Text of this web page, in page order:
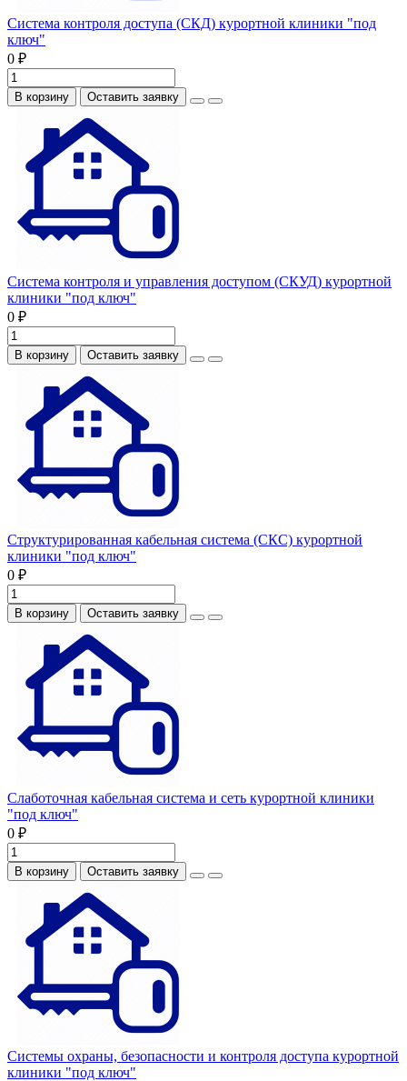
Система контроля доступа (СКД) курортной клиники "под
ключ"
0 ₽
В корзину Оставить заявку
Система контроля и управления доступом (СКУД) курортной
клиники "под ключ"
0 ₽
В корзину Оставить заявку
Структурированная кабельная система (СКС) курортной
клиники "под ключ"
0 ₽
В корзину Оставить заявку
Слаботочная кабельная система и сеть курортной клиники
"под ключ"
0 ₽
В корзину Оставить заявку
Системы охраны, безопасности и контроля доступа курортной
клиники "под ключ"